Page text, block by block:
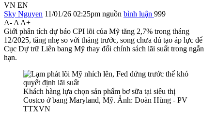
VN EN
Sky Nguyen 11/01/26 02:25pm nguồn bình luận 999
A- A A+
Giới phân tích dự báo CPI lõi của Mỹ tăng 2,7% trong tháng
12/2025, tăng nhẹ so với tháng trước, song chưa đủ tạo áp lực để
Cục Dự trữ Liên bang Mỹ thay đổi chính sách lãi suất trong ngắn
hạn.
Khách hàng lựa chọn sản phẩm bơ sữa tại siêu thị
Costco ở bang Maryland, Mỹ. Ảnh: Đoàn Hùng - PV
TTXVN